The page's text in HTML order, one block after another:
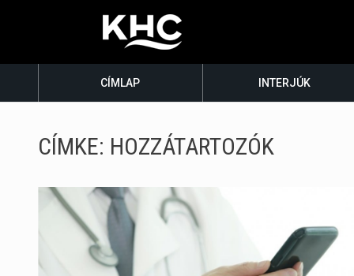
CÍMLAP INTERJÚK
CÍMKE: HOZZÁTARTOZÓK